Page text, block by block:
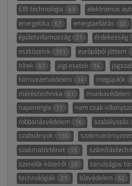
EIB technológia 43 elektromos
energetika 57 energiaellátás 30
épületvillamosság 21 érdekesség
eszközeink 151 európából jöttem
hírek 67 jogi esetek 54
környezetvédelem 14 megújulók
méréstechnika 61 munkavédelem
napenergia 17 nem csak
robbanásvédelem 16 szabályozás
szabványok 136 szakmakörnyezet
szakmatörténet 15
szerelők közelről 26 tanulságos
technológiák 27 tűzvédelem 52